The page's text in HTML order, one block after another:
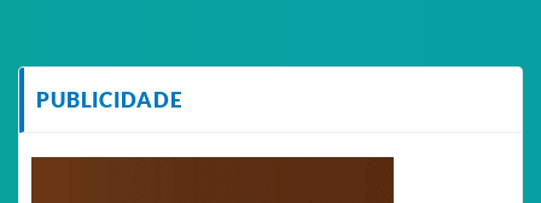
PUBLICIDADE